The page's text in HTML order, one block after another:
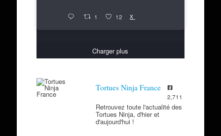
1 12 X
Charger plus
Tortues Ninja France
2,711
Retrouvez toute l'actualité des
Tortues Ninja, d'hier et
d'aujourd'hui !